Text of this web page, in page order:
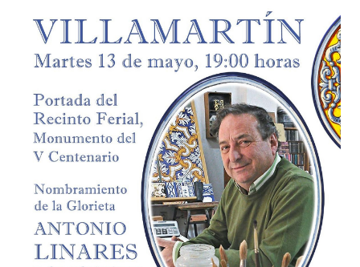
Historia
Qué ver
Gastronomía
Dónde dormir
Dónde comer
Entorno
Callejero
HORARIOS